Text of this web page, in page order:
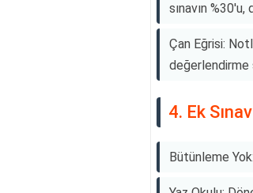
sınavın %30'u,
Çan Eğrisi:
değerlendirme
4. Ek
Bütünleme